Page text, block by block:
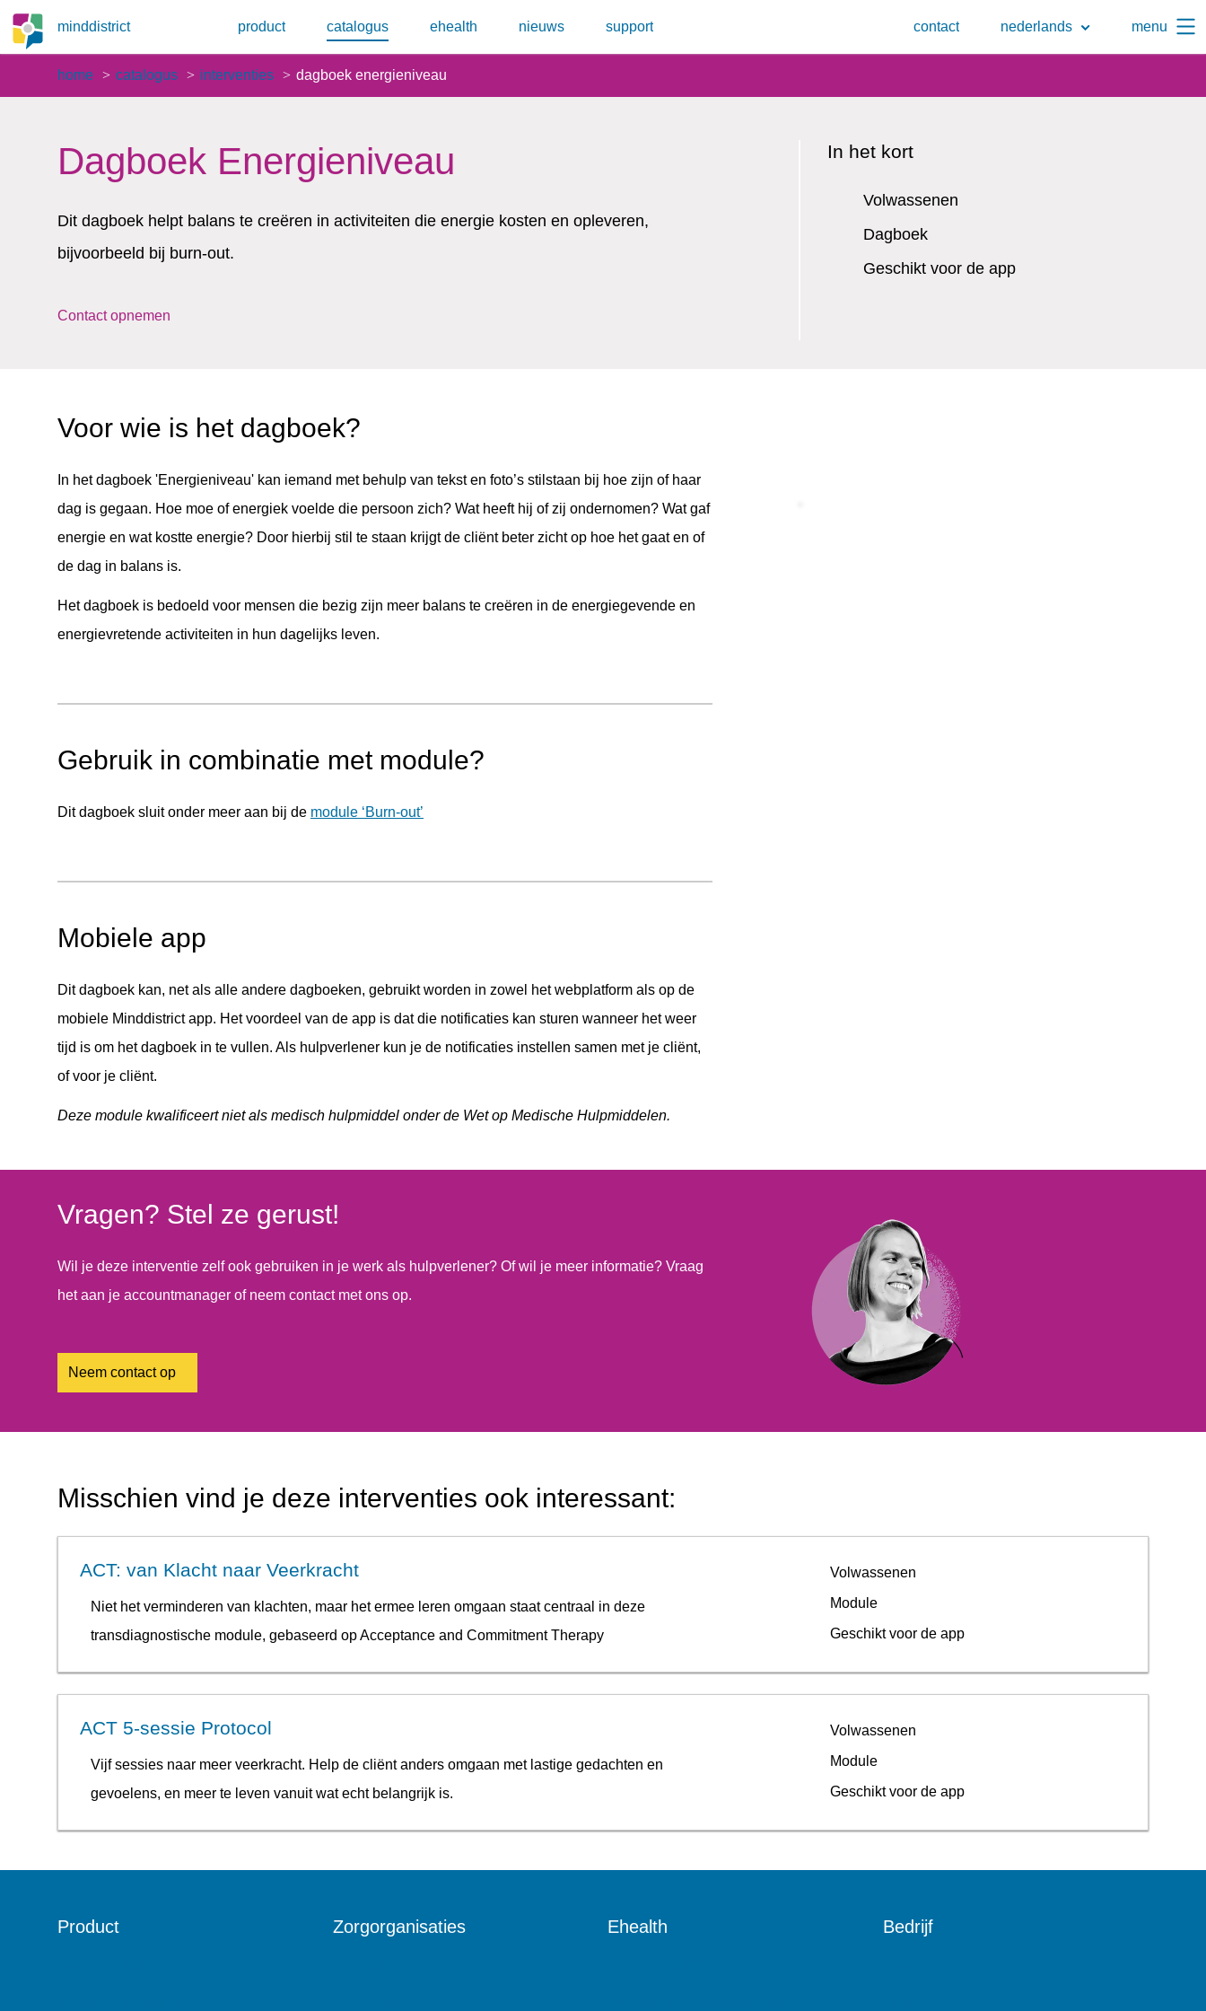
minddistrict product catalogus ehealth nieuws support
de
contact nederlands menu
home catalogus interventies dagboek energieniveau
Dagboek Energieniveau
Dit dagboek helpt balans te creëren in activiteiten die energie kosten en opleveren,
bijvoorbeeld bij burn-out.
Contact opnemen
In het kort
Volwassenen
Dagboek
Geschikt voor de app
Voor wie is het dagboek?
In het dagboek 'Energieniveau' kan iemand met behulp van tekst en foto’s stilstaan bij hoe zijn of haar
dag is gegaan. Hoe moe of energiek voelde die persoon zich? Wat heeft hij of zij ondernomen? Wat gaf
energie en wat kostte energie? Door hierbij stil te staan krijgt de cliënt beter zicht op hoe het gaat en of
de dag in balans is.
Het dagboek is bedoeld voor mensen die bezig zijn meer balans te creëren in de energiegevende en
energievretende activiteiten in hun dagelijks leven.
Gebruik in combinatie met module?
Dit dagboek sluit onder meer aan bij de module ‘Burn-out’
Mobiele app
Dit dagboek kan, net als alle andere dagboeken, gebruikt worden in zowel het webplatform als op de
mobiele Minddistrict app. Het voordeel van de app is dat die notificaties kan sturen wanneer het weer
tijd is om het dagboek in te vullen. Als hulpverlener kun je de notificaties instellen samen met je cliënt,
of voor je cliënt.
Deze module kwalificeert niet als medisch hulpmiddel onder de Wet op Medische Hulpmiddelen.
Vragen? Stel ze gerust!
Wil je deze interventie zelf ook gebruiken in je werk als hulpverlener? Of wil je meer informatie? Vraag
het aan je accountmanager of neem contact met ons op.
Neem contact op
Misschien vind je deze interventies ook interessant:
ACT: van Klacht naar Veerkracht
Niet het verminderen van klachten, maar het ermee leren omgaan staat centraal in deze
transdiagnostische module, gebaseerd op Acceptance and Commitment Therapy
Volwassenen
Module
Geschikt voor de app
ACT 5-sessie Protocol
Vijf sessies naar meer veerkracht. Help de cliënt anders omgaan met lastige gedachten en
gevoelens, en meer te leven vanuit wat echt belangrijk is.
Volwassenen
Module
Geschikt voor de app
Product Zorgorganisaties Ehealth Bedrijf